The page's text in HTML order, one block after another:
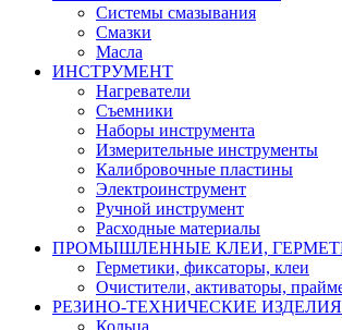
Системы смазывания
Смазки
Масла
ИНСТРУМЕНТ
Нагреватели
Съемники
Наборы инструмента
Измерительные инструменты
Калибровочные пластины
Электроинструмент
Ручной инструмент
Расходные материалы
ПРОМЫШЛЕННЫЕ КЛЕИ,
Герметики, фиксаторы, клеи
Очистители, активаторы,
РЕЗИНО-ТЕХНИЧЕСКИЕ ИЗДЕЛИЯ